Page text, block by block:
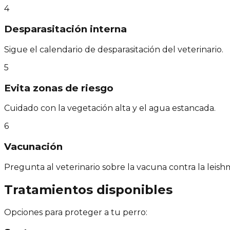
4
Desparasitación interna
Sigue el calendario de desparasitación del veterinario.
5
Evita zonas de riesgo
Cuidado con la vegetación alta y el agua estancada.
6
Vacunación
Pregunta al veterinario sobre la vacuna contra la
Tratamientos disponibles
Opciones para proteger a tu perro: